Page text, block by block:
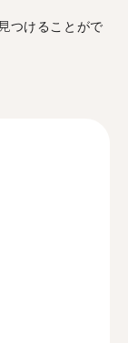
つけることがで